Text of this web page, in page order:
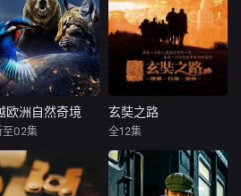
穿越欧洲自然奇境
斯瓦尔巴群岛冰
的荒原，到沐浴
欧洲自然奇境
至02集
玄奘之路
玄奘法师，可
谓当今中国最为著
玄奘之路
全12集